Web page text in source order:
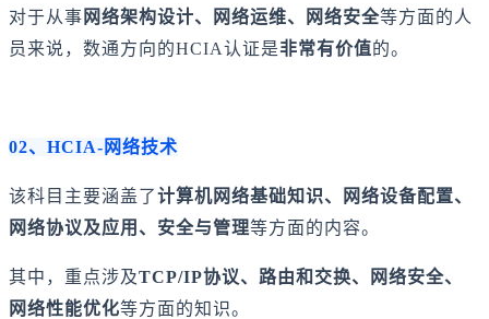
对于从事 网络架构设计、网络运维、网络安全等方面的人
员来说，数通方向的HCIA认证是非常有价值的。
02、HCIA-网络技术
该科目主要涵盖了计算机网络基础知识、网络设备配置、
网络协议及应用、安全与管理等方面的内容。
其中，重点涉及TCP/IP协议、路由和交换、网络安全、
网络性能优化等方面的知识。